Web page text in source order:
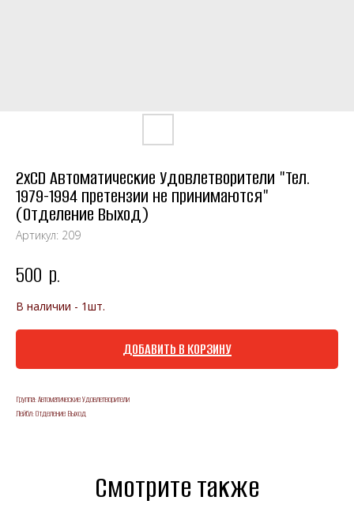
2xCD Автоматические Удовлетворители "Тел.
1979-1994 претензии не принимаются"
(Отделение Выход)
Артикул: 209
500 р.
В наличии - 1шт.
ДОБАВИТЬ В КОРЗИНУ
Группа: Автоматические Удовлетворители
Лейбл: Отделение Выход
Смотрите также